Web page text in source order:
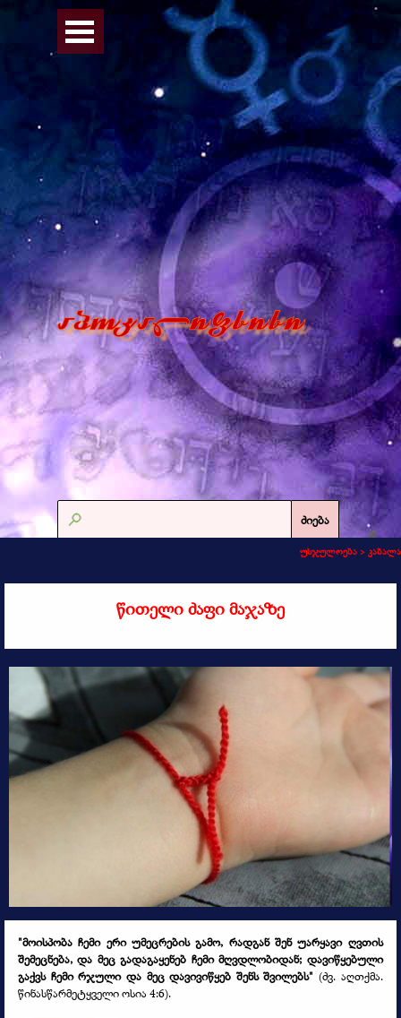
Перейти к контенту
Пропустить меню
ძიება
უსჯულოება > კაბალა
წითელი ძაფი მაჯაზე
"მოისპობა ჩემი ერი უმეცრების გამო, რადგან შენ უარყავი ღვთის
შემეცნება, და მეც გადაგაყენებ ჩემი მღვდლობიდან; დავიწყებული
გაქვს ჩემი რჯული და მეც დავივიწყებ შენს შვილებს" (ძვ. აღთქმა.
წინასწარმეტყველი ოსია 4:6).